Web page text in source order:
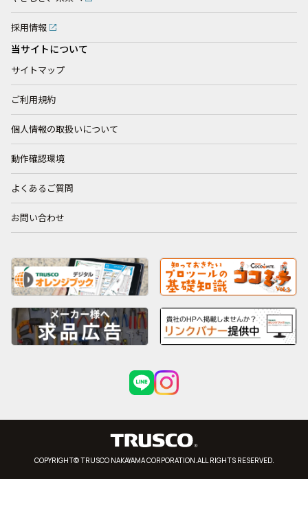
採用情報
当サイトについて
サイトマップ
ご利用規約
個人情報の取扱いについて
動作確認環境
よくあるご質問
お問い合わせ
COPYRIGHT© TRUSCO NAKAYAMA CORPORATION.ALL RIGHTS RESERVED.